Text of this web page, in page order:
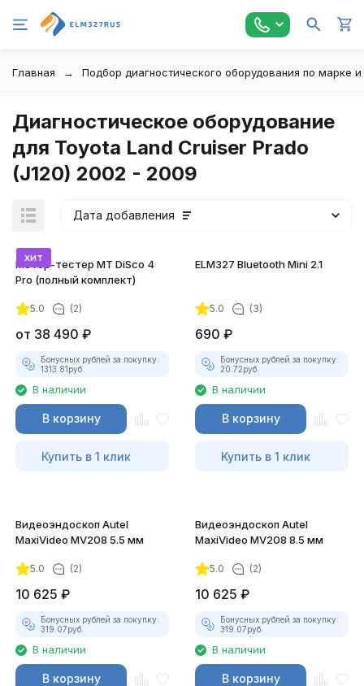
Главная Подбор диагностического оборудования по марке
Диагностическое оборудование
для Toyota Land Cruiser Prado
(J120) 2002 - 2009
Дата добавления
хит
Мотор-тестер MT DiSco 4
Pro (полный комплект)
5.0 (2)
от 38 490 ₽
Бонусных рублей за покупку:
1313.81руб.
В наличии
В корзину
Купить в 1 клик
ELM327 Bluetooth Mini 2.1
5.0 (3)
690 ₽
Бонусных рублей за покупку:
20.72руб.
В наличии
В корзину
Купить в 1 клик
Видеоэндоскоп Autel
MaxiVideo MV208 5.5 мм
5.0 (2)
10 625 ₽
Бонусных рублей за покупку:
319.07руб.
В наличии
В корзину
Видеоэндоскоп Autel
MaxiVideo MV208 8.5 мм
5.0 (2)
10 625 ₽
Бонусных рублей за покупку:
319.07руб.
В наличии
В корзину